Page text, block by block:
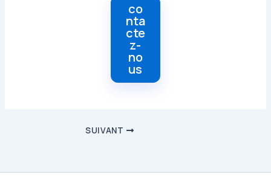
co
nta
cte
z-
no
us
SUIVANT